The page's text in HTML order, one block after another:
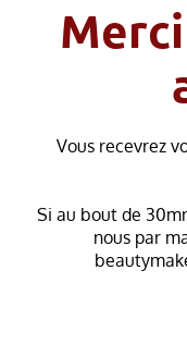
Vous recevrez
Si au bout de
nous par